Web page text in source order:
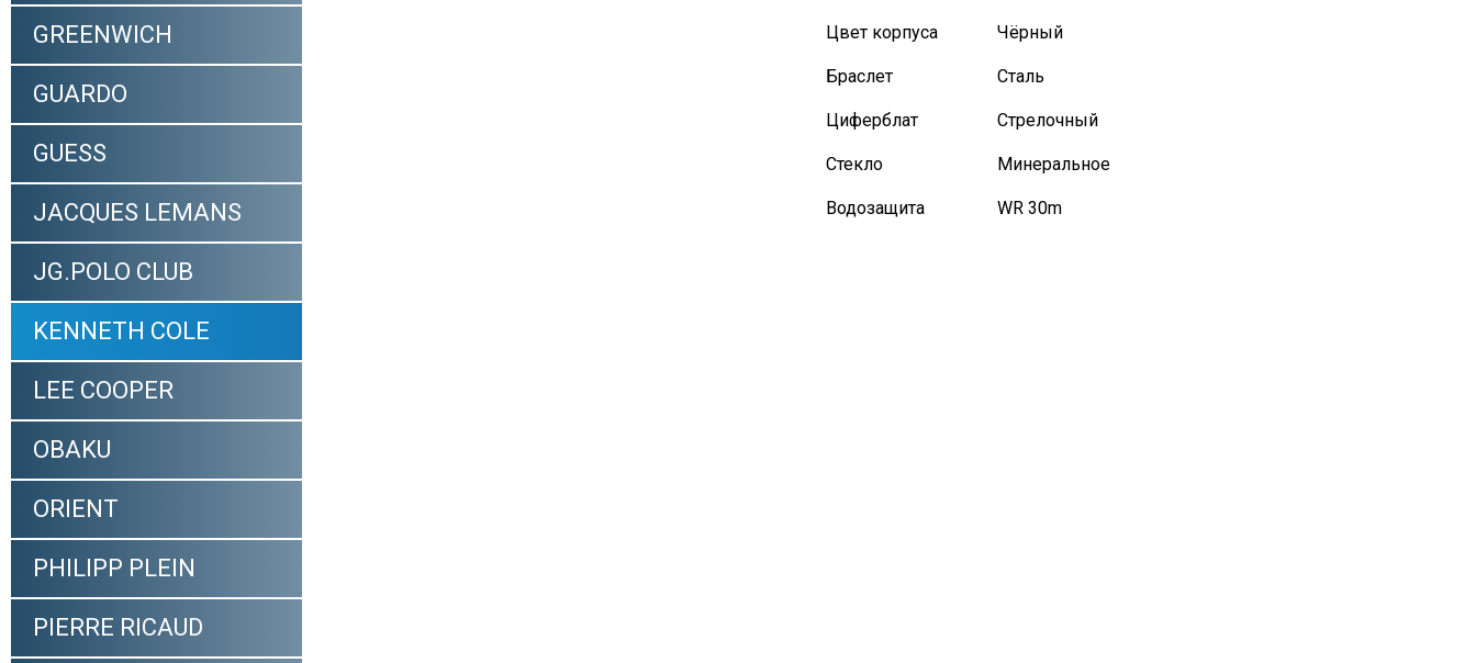
GREENWICH
GUARDO
GUESS
JACQUES LEMANS
JG.POLO CLUB
KENNETH COLE
LEE COOPER
OBAKU
ORIENT
PHILIPP PLEIN
PIERRE RICAUD
Цвет корпуса Чёрный
Браслет Сталь
Циферблат Стрелочный
Стекло Минеральное
Водозащита WR 30m